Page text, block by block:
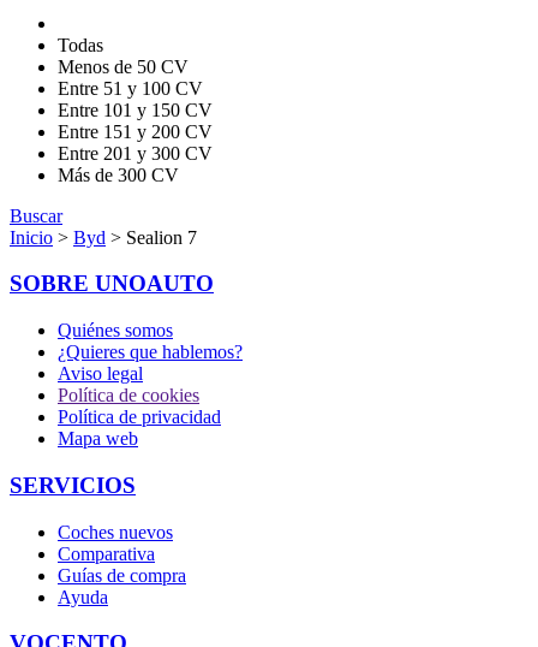
Todas
Menos de 50 CV
Entre 51 y 100 CV
Entre 101 y 150 CV
Entre 151 y 200 CV
Entre 201 y 300 CV
Más de 300 CV
Buscar
Inicio > Byd > Sealion 7
SOBRE UNOAUTO
Quiénes somos
¿Quieres que hablemos?
Aviso legal
Política de cookies
Política de privacidad
Mapa web
SERVICIOS
Coches nuevos
Comparativa
Guías de compra
Ayuda